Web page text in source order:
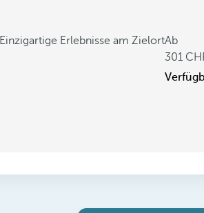
Einzigartige Erlebnisse am ZielortAb
301